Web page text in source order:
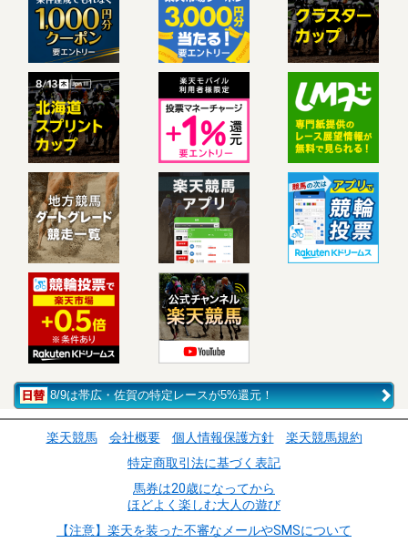
8/9は帯広・佐賀の特定レースが5%還元！
楽天競馬 会社概要 個人情報保護方針
楽天競馬規約
特定商取引法に基づく表記
馬券は20歳になってから
ほどよく楽しむ大人の遊び
【注意】楽天を装った不審なメールやSMSについて